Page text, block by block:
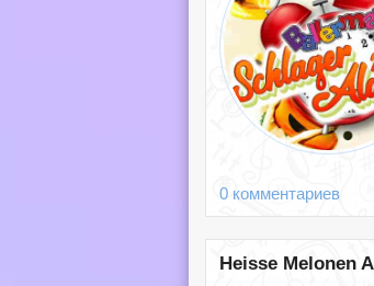
0 комментариев
Heisse Melonen